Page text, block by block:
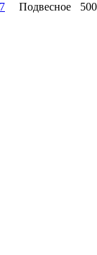
Подвесное